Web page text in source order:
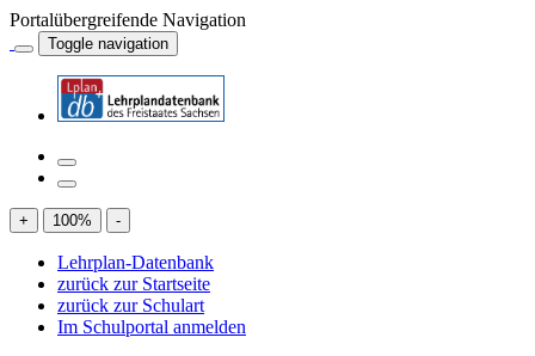
Portalübergreifende Navigation
Toggle navigation
+ 100% -
Lehrplan-Datenbank
zurück zur Startseite
zurück zur Schulart
Im Schulportal anmelden